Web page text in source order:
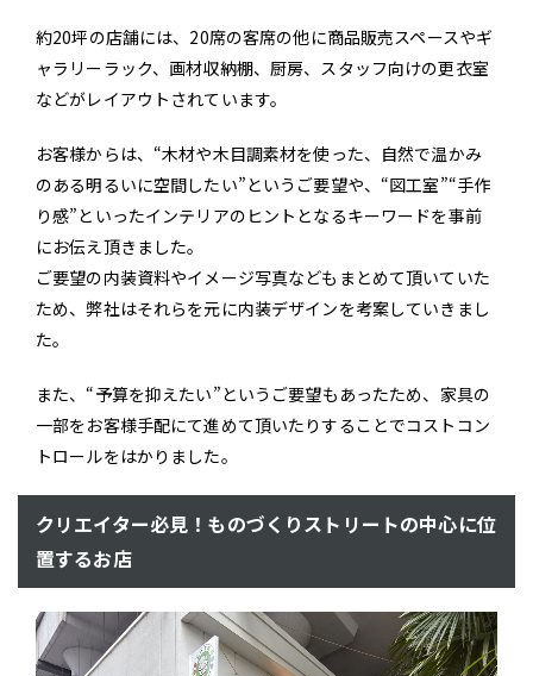
約20坪の店舗には、20席の客席の他に商品販売スペースやギ
ャラリーラック、画材収納棚、厨房、スタッフ向けの更衣室
などがレイアウトされています。
お客様からは、“木材や木目調素材を使った、自然で温かみ
のある明るいに空間したい”というご要望や、“図工室”“手作
り感”といったインテリアのヒントとなるキーワードを事前
にお伝え頂きました。
ご要望の内装資料やイメージ写真などもまとめて頂いていた
ため、弊社はそれらを元に内装デザインを考案していきまし
た。
また、“予算を抑えたい”というご要望もあったため、家具の
一部をお客様手配にて進めて頂いたりすることでコストコン
トロールをはかりました。
クリエイター必見！ものづくりストリートの中心に位
置するお店